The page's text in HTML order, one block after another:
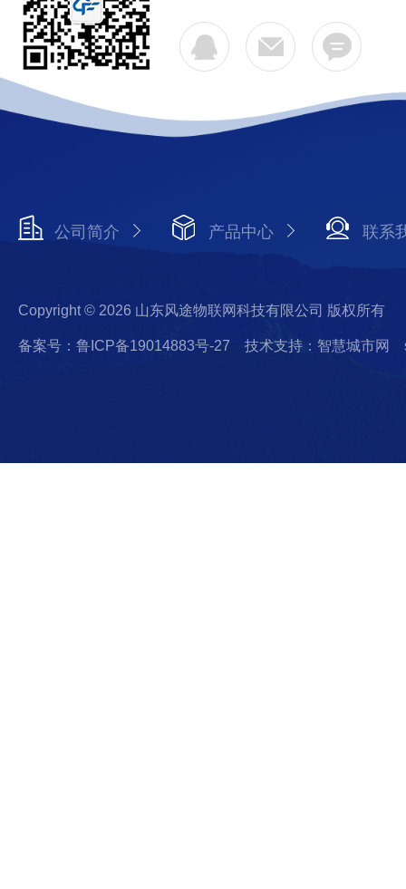
公司简介 产品中心 联系
Copyright © 2026 山东风途物联网科技有限公司 版权所有
备案号：鲁ICP备19014883号-27 技术支持：智慧城市网